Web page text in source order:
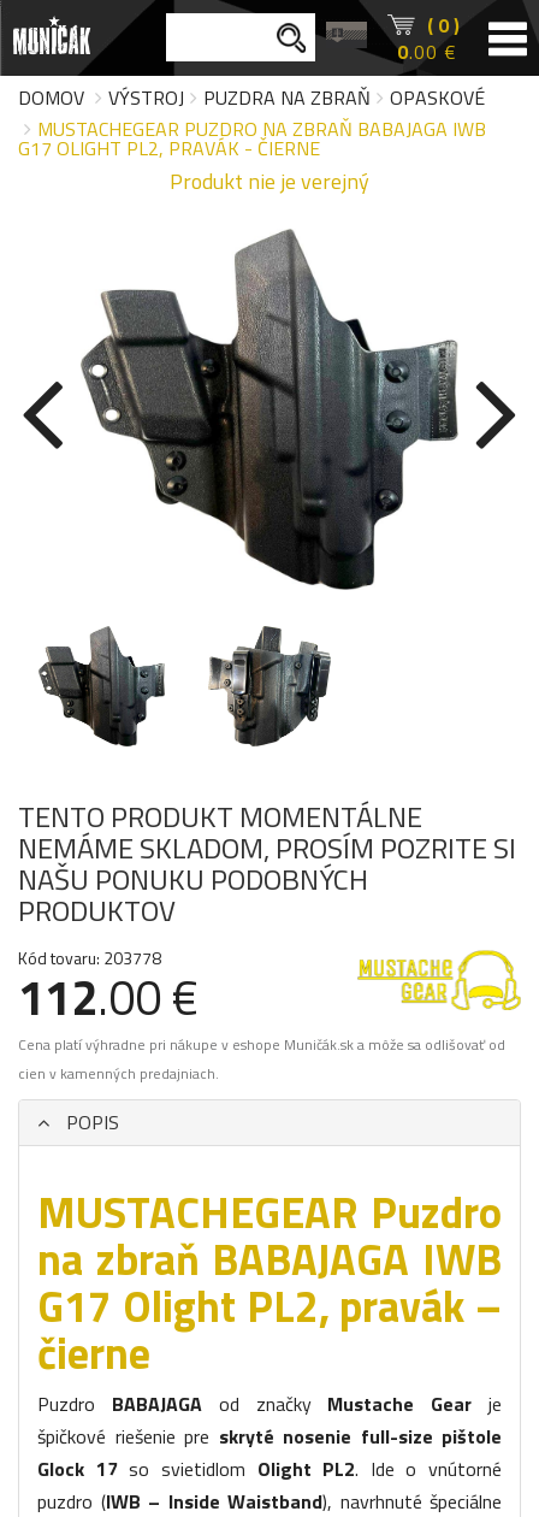
( 0 )
0.00 €
DOMOV
VÝSTROJ PUZDRA NA ZBRAŇ
OPASKOVÉ
MUSTACHEGEAR PUZDRO NA ZBRAŇ BABAJAGA IWB
G17 OLIGHT PL2, PRAVÁK - ČIERNE
Produkt nie je verejný
TENTO PRODUKT MOMENTÁLNE
NEMÁME SKLADOM, PROSÍM POZRITE SI
NAŠU PONUKU PODOBNÝCH
PRODUKTOV
Kód tovaru: 203778
112.00 €
Cena platí výhradne pri nákupe v eshope Muničák.sk a môže sa odlišovať od
cien v kamenných predajniach.
POPIS
MUSTACHEGEAR Puzdro
na zbraň BABAJAGA IWB
G17 Olight PL2, pravák –
čierne
Puzdro BABAJAGAod značky Mustache Gear je
špičkové riešenie pre skryté nosenie full-size pištole
Glock 17so svietidlom Olight PL2. Ide o vnútorné
puzdro (IWB – Inside Waistband), navrhnuté špeciálne